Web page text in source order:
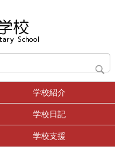
学校紹介
学校日記
学校支援